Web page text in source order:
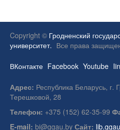
Copyright © Гродненский
университет. Все права
ВКонтакте Facebook Youtube
Адрес: Республика Беларусь, г.
Терешковой, 28
Телефон: +375 (152) 62-35-99
E-mail: bi@ggau.by Сайт: